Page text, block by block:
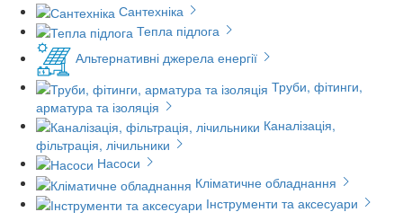
Сантехніка
Тепла підлога
Альтернативні джерела енергії
Труби, фітинги,
арматура та ізоляція
Каналізація,
фільтрація, лічильники
Насоси
Кліматичне обладнання
Інструменти та аксесуари